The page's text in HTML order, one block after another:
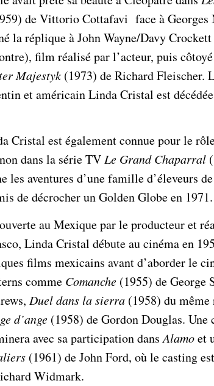
de Vittorio Cottafavi face à
la réplique à John Wayne/Davy
film réalisé par l’acteur, puis
Majestyk (1973) de Richard Fleischer.
et américain Linda Cristal est
Cristal est également connue pour le
dans la série TVLe Grand Chaparral
les aventures d’une famille d’éleveurs
de décrocher un Golden Globe en 1971.
au Mexique par le producteur et
Linda Cristal débute au cinéma en
films mexicains avant d’aborder le
comme Comanche (1955) de George
Duel dans la sierra (1958) du même
d’ange (1958) de Gordon Douglas.
avec sa participation dansAlamoet
(1961) de John Ford, où le casting
Widmark.